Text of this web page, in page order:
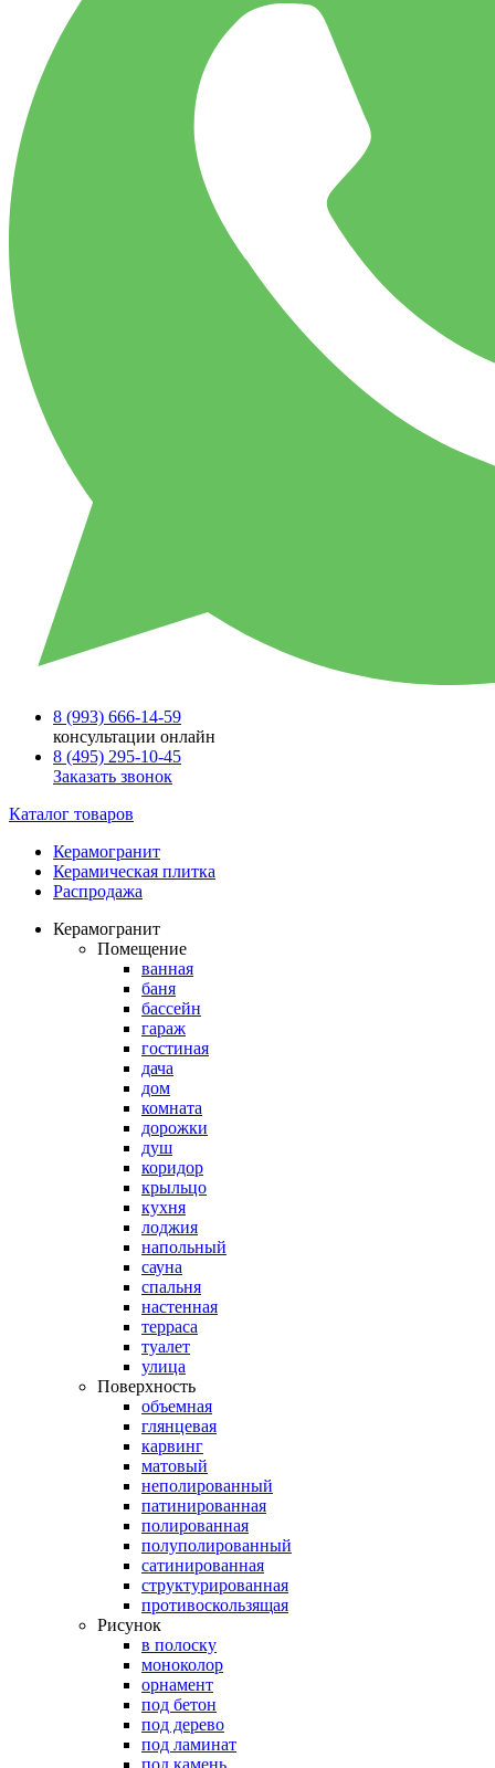
8 (993) 666-14-59
консультации онлайн
8 (495) 295-10-45
Заказать звонок
Каталог товаров
Керамогранит
Керамическая плитка
Распродажа
Керамогранит
Помещение
ванная
баня
бассейн
гараж
гостиная
дача
дом
комната
дорожки
душ
коридор
крыльцо
кухня
лоджия
напольный
сауна
спальня
настенная
терраса
туалет
улица
Поверхность
объемная
глянцевая
карвинг
матовый
неполированный
патинированная
полированная
полуполированный
сатинированная
структурированная
противоскользящая
Рисунок
в полоску
моноколор
орнамент
под бетон
под дерево
под ламинат
под камень